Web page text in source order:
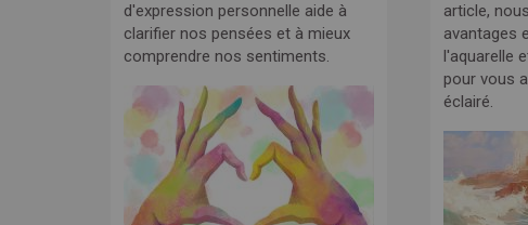
d'expression personnelle aide à
clarifier nos pensées et à mieux
comprendre nos sentiments.
article,
avantages
l'aquarelle
pour vous
éclairé.